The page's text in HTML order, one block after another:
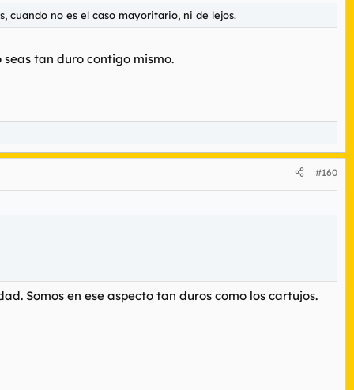
cuando no es el caso mayoritario, ni de lejos.
tan duro contigo mismo.
#160
Somos en ese aspecto tan duros como los cartujos.